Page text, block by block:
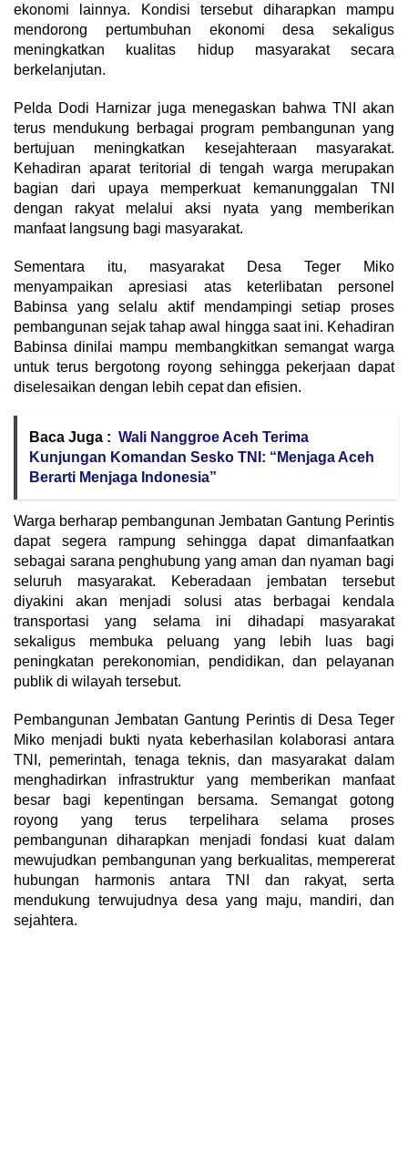
ekonomi lainnya. Kondisi tersebut diharapkan mampu
mendorong pertumbuhan ekonomi desa sekaligus
meningkatkan kualitas hidup masyarakat secara
berkelanjutan.
Pelda Dodi Harnizar juga menegaskan bahwa TNI akan
terus mendukung berbagai program pembangunan yang
bertujuan meningkatkan kesejahteraan masyarakat.
Kehadiran aparat teritorial di tengah warga merupakan
bagian dari upaya memperkuat kemanunggalan TNI
dengan rakyat melalui aksi nyata yang memberikan
manfaat langsung bagi masyarakat.
Sementara itu, masyarakat Desa Teger Miko
menyampaikan apresiasi atas keterlibatan personel
Babinsa yang selalu aktif mendampingi setiap proses
pembangunan sejak tahap awal hingga saat ini. Kehadiran
Babinsa dinilai mampu membangkitkan semangat warga
untuk terus bergotong royong sehingga pekerjaan dapat
diselesaikan dengan lebih cepat dan efisien.
Baca Juga : Wali Nanggroe Aceh Terima
Kunjungan Komandan Sesko TNI: “Menjaga Aceh
Berarti Menjaga Indonesia”
Warga berharap pembangunan Jembatan Gantung Perintis
dapat segera rampung sehingga dapat dimanfaatkan
sebagai sarana penghubung yang aman dan nyaman bagi
seluruh masyarakat. Keberadaan jembatan tersebut
diyakini akan menjadi solusi atas berbagai kendala
transportasi yang selama ini dihadapi masyarakat
sekaligus membuka peluang yang lebih luas bagi
peningkatan perekonomian, pendidikan, dan pelayanan
publik di wilayah tersebut.
Pembangunan Jembatan Gantung Perintis di Desa Teger
Miko menjadi bukti nyata keberhasilan kolaborasi antara
TNI, pemerintah, tenaga teknis, dan masyarakat dalam
menghadirkan infrastruktur yang memberikan manfaat
besar bagi kepentingan bersama. Semangat gotong
royong yang terus terpelihara selama proses
pembangunan diharapkan menjadi fondasi kuat dalam
mewujudkan pembangunan yang berkualitas, mempererat
hubungan harmonis antara TNI dan rakyat, serta
mendukung terwujudnya desa yang maju, mandiri, dan
sejahtera.